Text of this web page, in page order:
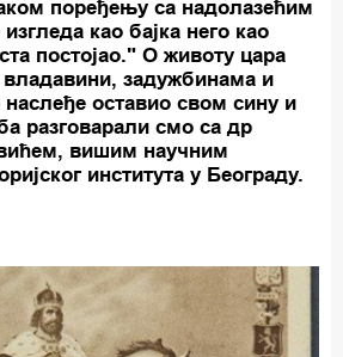
поређењу са надолазећим
као бајка него као
постојао." О животу цара
задужбинама и
оставио свом сину и
разговарали смо са др
вишим научним
института у Београду.